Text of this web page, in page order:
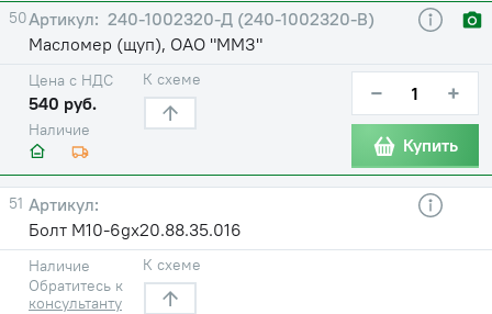
50
240-1002320-Д (240-1002320-В)
Масломер (щуп), ОАО "ММЗ"
Наличие
Цена с НДС
540 руб.
К схеме − +
Купить
51
Болт М10-6gx20.88.35.016
Наличие
Обратитесь к
консультанту
К схеме